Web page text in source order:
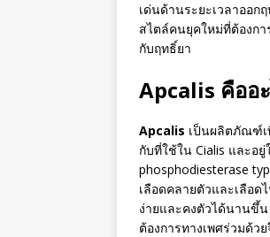
เด่นด้านระยะเวลาออก
สไตล์คนยุคใหม่ที่ต้องกา
กับฤทธิ์ยา
Apcalis คืออ
Apcalis เป็นผลิตภัณฑ์เ
กับที่ใช้ใน Cialis และอยู่
phosphodiesterase
เลือดคลายตัวและเลือด
ง่ายและคงตัวได้นานขึ้
ต้องการทางเพศร่วมด้ว